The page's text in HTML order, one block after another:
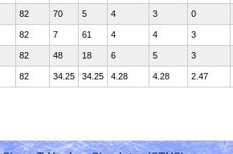
82 70 5 4 3 0
82 7 61 4 4 3
82 48 18 6 5 3
82 34.25 34.25 4.28 4.28 2.47